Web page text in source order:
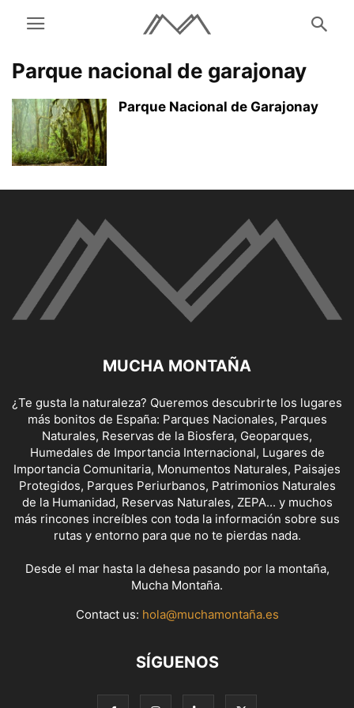
Parque nacional de garajonay
Parque Nacional de Garajonay
MUCHA MONTAÑA
¿Te gusta la naturaleza? Queremos descubrirte los lugares
más bonitos de España: Parques Nacionales, Parques
Naturales, Reservas de la Biosfera, Geoparques,
Humedales de Importancia Internacional, Lugares de
Importancia Comunitaria, Monumentos Naturales, Paisajes
Protegidos, Parques Periurbanos, Patrimonios Naturales
de la Humanidad, Reservas Naturales, ZEPA... y muchos
más rincones increíbles con toda la información sobre sus
rutas y entorno para que no te pierdas nada.
Desde el mar hasta la dehesa pasando por la montaña,
Mucha Montaña.
Contact us: hola@muchamontaña.es
SÍGUENOS